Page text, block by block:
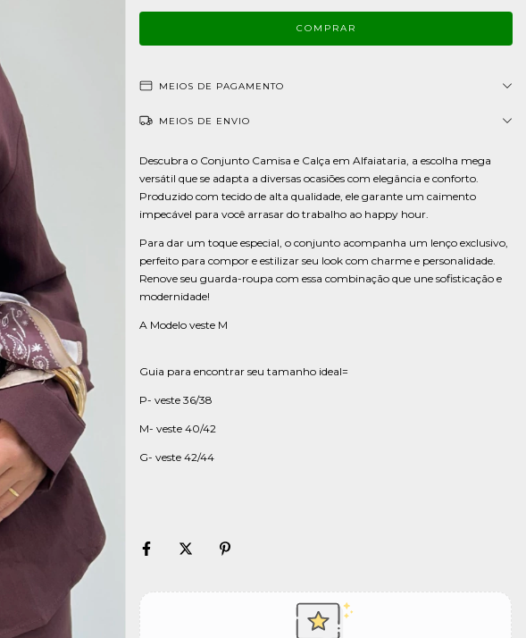
MEIOS DE PAGAMENTO
MEIOS DE ENVIO
Descubra o Conjunto Camisa e Calça em Alfaiataria, a escolha mega
versátil que se adapta a diversas ocasiões com elegância e conforto.
Produzido com tecido de alta qualidade, ele garante um caimento
impecável para você arrasar do trabalho ao happy hour.
Para dar um toque especial, o conjunto acompanha um lenço exclusivo,
perfeito para compor e estilizar seu look com charme e personalidade.
Renove seu guarda-roupa com essa combinação que une sofisticação e
modernidade!
A Modelo veste M
Guia para encontrar seu tamanho ideal=
P- veste 36/38
M- veste 40/42
G- veste 42/44